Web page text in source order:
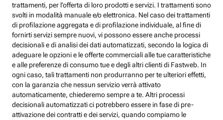
trattamenti, per l’offerta di loro prodotti e servizi. I trattamenti sono
svolti in modalità manuale e/o elettronica. Nel caso dei trattamenti
di profilazione aggregata e di profilazione individuale, al fine di
fornirti servizi sempre nuovi, vi possono essere anche processi
decisionali e di analisi dei dati automatizzati, secondo la logica di
adeguare le opzioni e le offerte commerciali alle tue caratteristiche
e alle preferenze di consumo tue e degli altri clienti di Fastweb. In
ogni caso, tali trattamenti non produrranno per te ulteriori effetti,
con la garanzia che nessun servizio verrà attivato
automaticamente, chiederemo sempre a te. Altri processi
decisionali automatizzati ci potrebbero essere in fase di pre-
attivazione dei contratti e dei servizi, quando compiamo le